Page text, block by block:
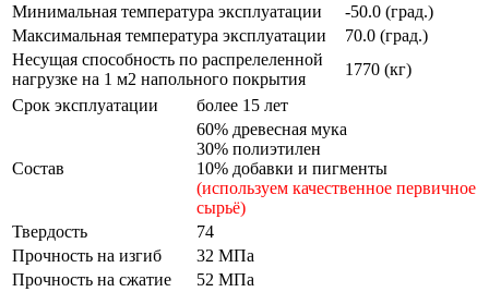
Минимальная температура эксплуатации
-50.0 (град.)
Максимальная температура эксплуатации
70.0 (град.)
Несущая способность по распрелеленной
нагрузке на 1 м2 напольного покрытия
1770 (кг)
Срок эксплуатации
более 15 лет
Состав
60% древесная мука
30% полиэтилен
10% добавки и пигменты
(используем качественное первичное
сырьё)
Твердость
74
Прочность на изгиб
32 МПа
Прочность на сжатие
52 МПа